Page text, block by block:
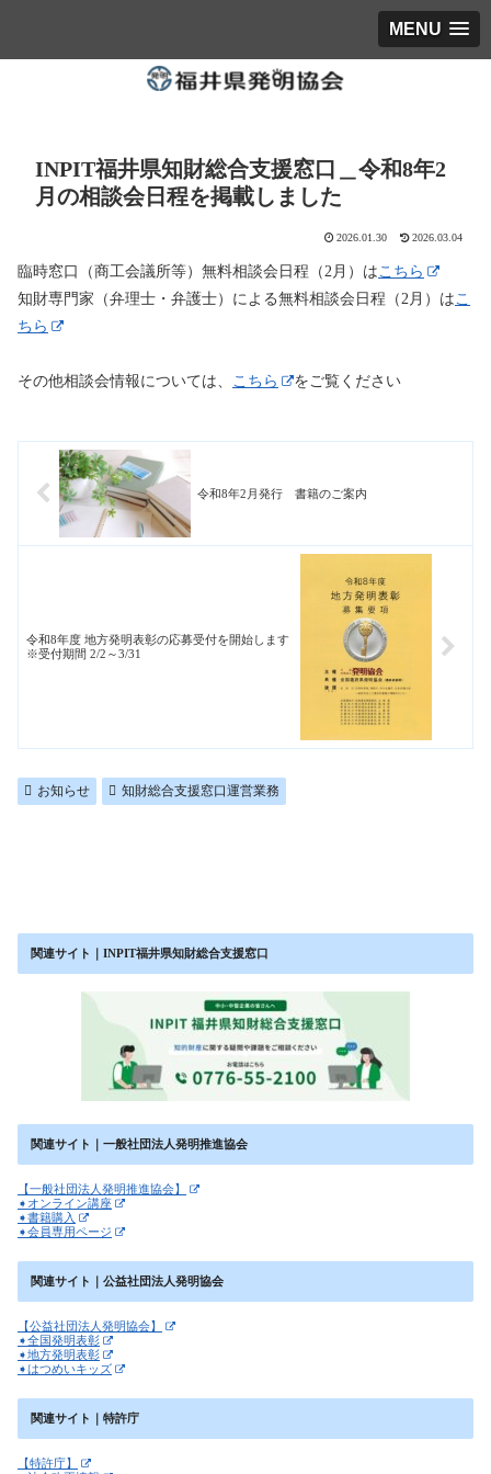
MENU
INPIT福井県知財総合支援窓口＿令和8年2
月の相談会日程を掲載しました
2026.01.30 2026.03.04
臨時窓口（商工会議所等）無料相談会日程（2月）はこちら
知財専門家（弁理士・弁護士）による無料相談会日程（2月）はこ
ちら
その他相談会情報については、 こちら をご覧ください
令和8年2月発行 書籍のご案内
令和8年度 地方発明表彰の応募受付を開始します
※受付期間 2/2～3/31
お知らせ 知財総合支援窓口運営業務
関連サイト｜INPIT福井県知財総合支援窓口
関連サイト｜一般社団法人発明推進協会
【一般社団法人発明推進協会】
➧オンライン講座
➧書籍購入
➧会員専用ページ
関連サイト｜公益社団法人発明協会
【公益社団法人発明協会】
➧全国発明表彰
➧地方発明表彰
➧はつめいキッズ
関連サイト｜特許庁
【特許庁】